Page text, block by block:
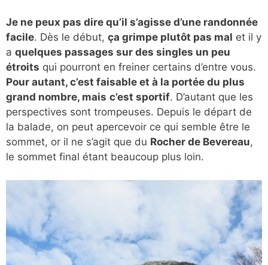
Je ne peux pas dire qu’il s’agisse d’une randonnée
facile. Dès le début, ça grimpe plutôt pas mal et il y
a quelques passages sur des singles un peu
étroits qui pourront en freiner certains d’entre vous.
Pour autant, c’est faisable et à la portée du plus
grand nombre, mais c’est sportif. D’autant que les
perspectives sont trompeuses. Depuis le départ de
la balade, on peut apercevoir ce qui semble être le
sommet, or il ne s’agit que du Rocher de Bevereau,
le sommet final étant beaucoup plus loin.